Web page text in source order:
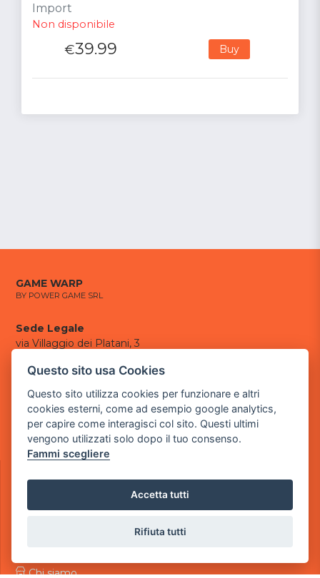
Import
Non disponibile
€39.99 Buy
GAME WARP
BY POWER GAME SRL
Sede Legale
via Villaggio dei Platani, 3
via Industriale, 2 - 25082 Botticino, BS
Partita iva 03308130982
Cod. SDI: USAL8PV
e-mail:
tel.: +39 030 336 6259
powergamesrl@legalmail.it
Chi siamo
Questo sito usa Cookies
Questo sito utilizza cookies per funzionare e altri
cookies esterni, come ad esempio google analytics,
per capire come interagisci col sito. Questi ultimi
vengono utilizzati solo dopo il tuo consenso.
Fammi scegliere
Accetta tutti
Rifiuta tutti